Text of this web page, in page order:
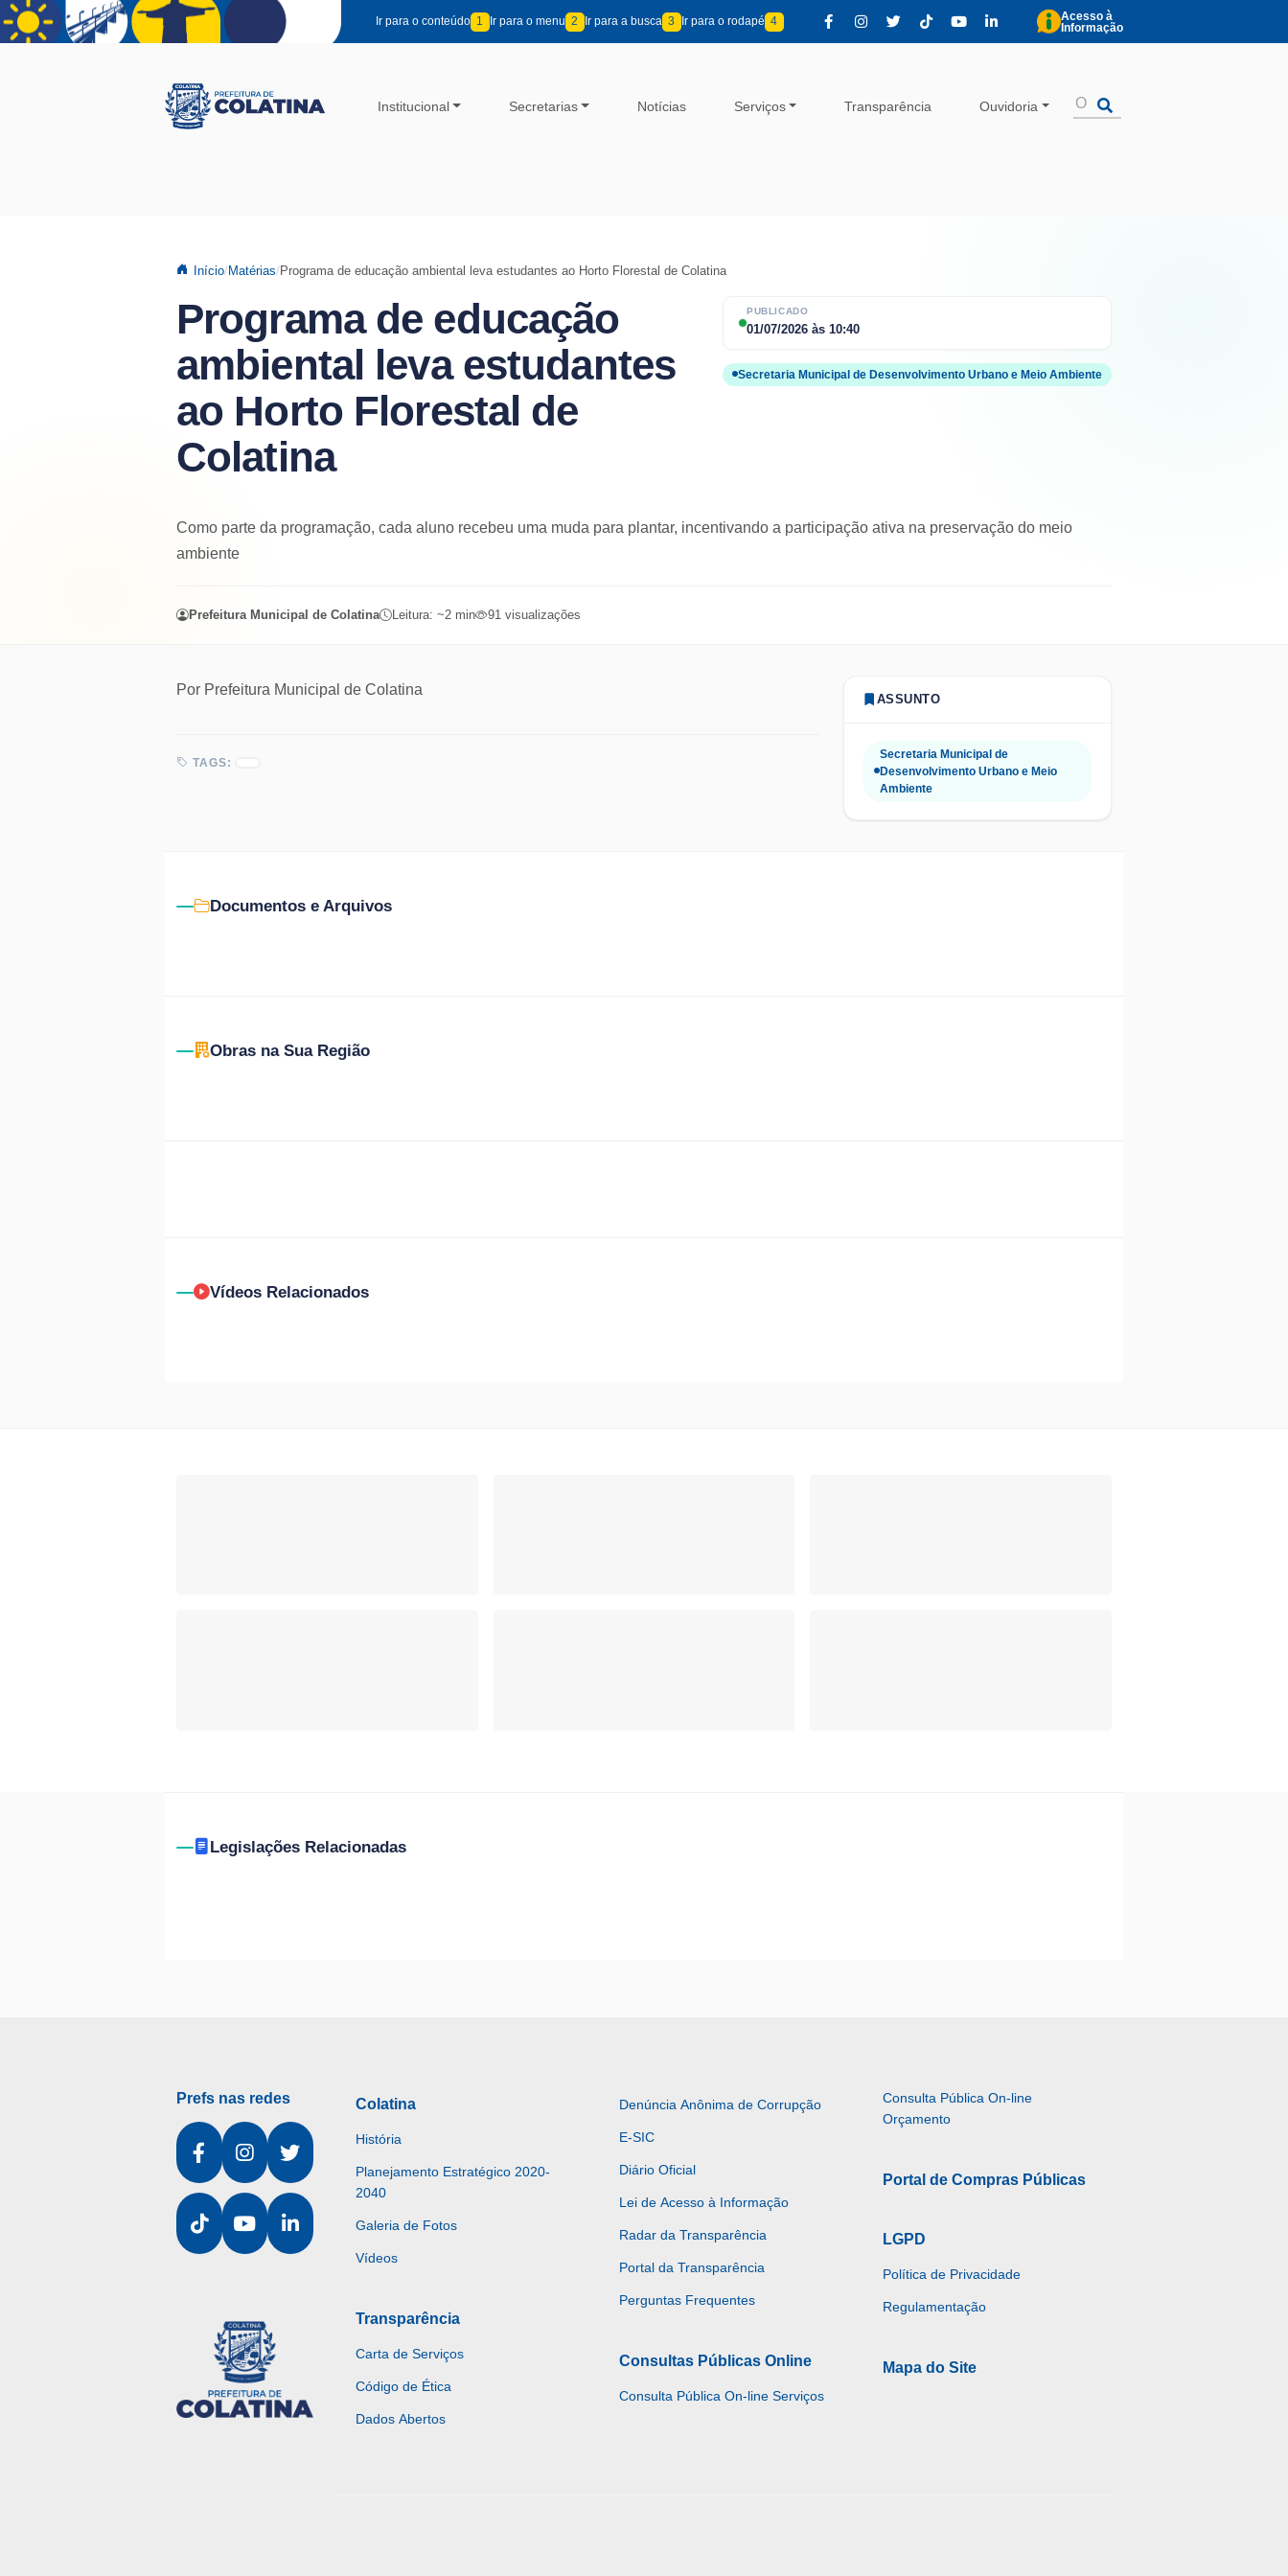
Pular para o conteúdo principal
Ir para o conteúdo 1 Ir para o menu 2 Ir para a busca 3 Ir para o rodapé 4
Acesso à
Informação
Institucional Secretarias Notícias Serviços Transparência Ouvidoria
Início Matérias Programa de educação ambiental leva estudantes ao Horto Florestal de Colatina
Programa de educação
ambiental leva estudantes
ao Horto Florestal de
Colatina
PUBLICADO
01/07/2026 às 10:40
Secretaria Municipal de Desenvolvimento Urbano e Meio Ambiente
Como parte da programação, cada aluno recebeu uma muda para plantar, incentivando a participação ativa na preservação do meio
ambiente
Prefeitura Municipal de Colatina Leitura: ~2 min 91 visualizações
Por Prefeitura Municipal de Colatina
TAGS:
ASSUNTO
Secretaria Municipal de
Desenvolvimento Urbano e Meio
Ambiente
Documentos e Arquivos
Obras na Sua Região
Vídeos Relacionados
Legislações Relacionadas
Prefs nas redes Colatina
História
Planejamento Estratégico 2020-
2040
Galeria de Fotos
Vídeos
Transparência
Carta de Serviços
Código de Ética
Dados Abertos
Denúncia Anônima de Corrupção
E-SIC
Diário Oficial
Lei de Acesso à Informação
Radar da Transparência
Portal da Transparência
Perguntas Frequentes
Consultas Públicas Online
Consulta Pública On-line Serviços
Consulta Pública On-line
Orçamento
Portal de Compras Públicas
LGPD
Política de Privacidade
Regulamentação
Mapa do Site